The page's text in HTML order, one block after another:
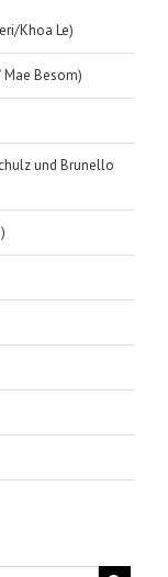
Khoa Le)
Mae Besom)
und Brunello